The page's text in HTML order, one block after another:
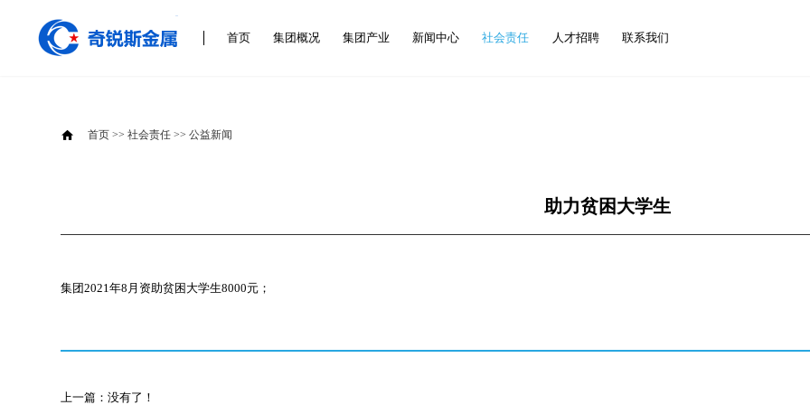
首页 集团概况 集团产业 新闻中心 社会责任 人才招聘 联系我们
 首页 >>社会责任 >>公益新闻
助力贫困大学生
集团2021年8月资助贫困大学生8000元；
上一篇：没有了！